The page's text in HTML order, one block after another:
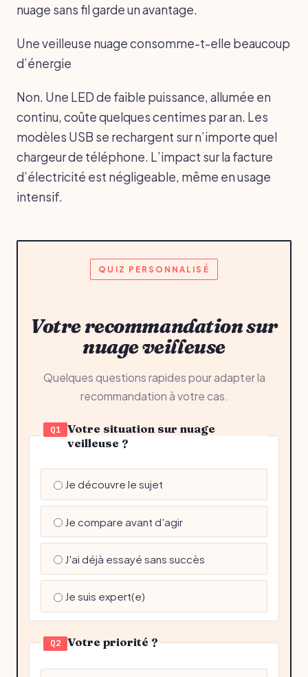
nuage sans fil garde un avantage.
Une veilleuse nuage consomme-t-elle beaucoup
d’énergie
Non. Une LED de faible puissance, allumée en
continu, coûte quelques centimes par an. Les
modèles USB se rechargent sur n’importe quel
chargeur de téléphone. L’impact sur la facture
d’électricité est négligeable, même en usage
intensif.
QUIZ PERSONNALISÉ
Votre recommandation sur
nuage veilleuse
Quelques questions rapides pour adapter la
recommandation à votre cas.
Q1 Votre situation sur nuage
veilleuse ?
Je découvre le sujet
Je compare avant d'agir
J'ai déjà essayé sans succès
Je suis expert(e)
Q2 Votre priorité ?